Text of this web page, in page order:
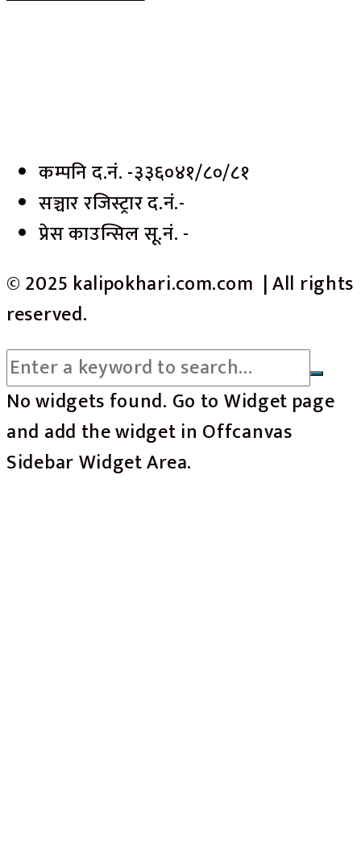
कम्पनि द.नं. -३३६०४१/८०/८१
सञ्चार रजिस्ट्रार द.नं.-
प्रेस काउन्सिल सू.नं. -
© 2025 kalipokhari.com.com | All rights
reserved.
No widgets found. Go to Widget page
and add the widget in Offcanvas
Sidebar Widget Area.